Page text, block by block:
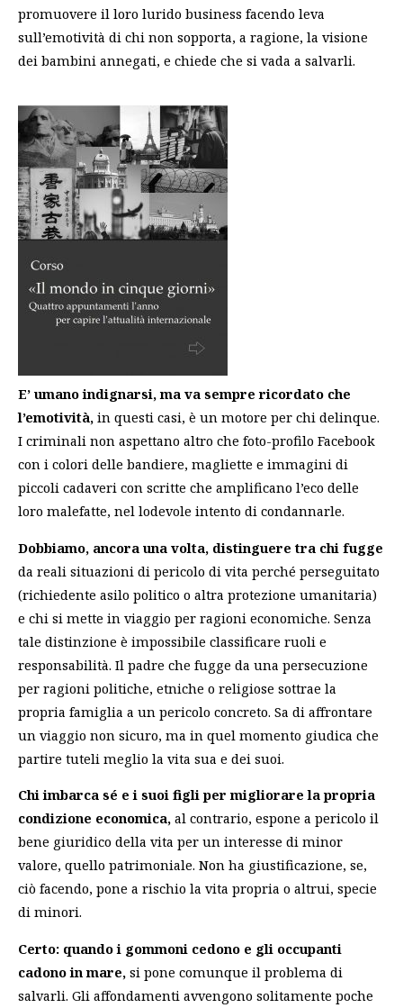
promuovere il loro lurido business facendo leva
sull’emotività di chi non sopporta, a ragione, la visione
dei bambini annegati, e chiede che si vada a salvarli.
E’ umano indignarsi, ma va sempre ricordato che
l’emotività, in questi casi, è un motore per chi delinque.
I criminali non aspettano altro che foto-profilo Facebook
con i colori delle bandiere, magliette e immagini di
piccoli cadaveri con scritte che amplificano l’eco delle
loro malefatte, nel lodevole intento di condannarle.
Dobbiamo, ancora una volta, distinguere tra chi fugge
da reali situazioni di pericolo di vita perché perseguitato
(richiedente asilo politico o altra protezione umanitaria)
e chi si mette in viaggio per ragioni economiche. Senza
tale distinzione è impossibile classificare ruoli e
responsabilità. Il padre che fugge da una persecuzione
per ragioni politiche, etniche o religiose sottrae la
propria famiglia a un pericolo concreto. Sa di affrontare
un viaggio non sicuro, ma in quel momento giudica che
partire tuteli meglio la vita sua e dei suoi.
Chi imbarca sé e i suoi figli per migliorare la propria
condizione economica, al contrario, espone a pericolo il
bene giuridico della vita per un interesse di minor
valore, quello patrimoniale. Non ha giustificazione, se,
ciò facendo, pone a rischio la vita propria o altrui, specie
di minori.
Certo: quando i gommoni cedono e gli occupanti
cadono in mare, si pone comunque il problema di
salvarli. Gli affondamenti avvengono solitamente poche